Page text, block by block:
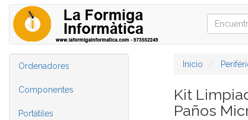
Ordenadores
Componentes
Portátiles
Inicio
Kit
Paños